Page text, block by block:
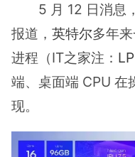
5 月 12 日消息
报道， 英特尔多年
进程（IT之家注：
端、桌面端 CPU 在
现。